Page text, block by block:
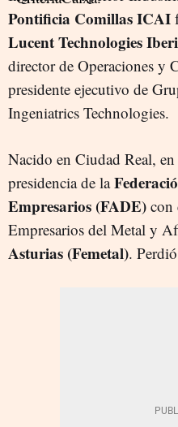
Pontificia Comillas ICAI
Lucent Technologies
director de Operaciones y
presidente ejecutivo de
Ingeniatrics Technologies.
Nacido en Ciudad Real,
presidencia de la
Empresarios (FADE) con
Empresarios del Metal y
Asturias (Femetal).